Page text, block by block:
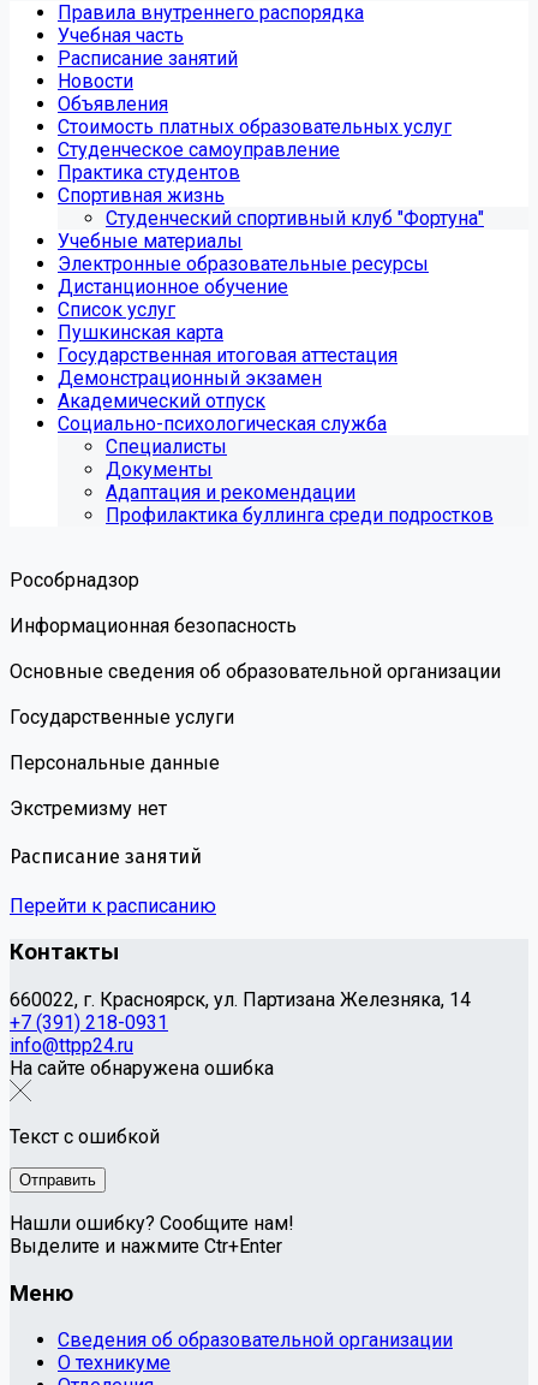
Правила внутреннего распорядка
Учебная часть
Расписание занятий
Новости
Объявления
Стоимость платных образовательных услуг
Студенческое самоуправление
Практика студентов
Спортивная жизнь
Студенческий спортивный клуб "Фортуна"
Учебные материалы
Электронные образовательные ресурсы
Дистанционное обучение
Список услуг
Пушкинская карта
Государственная итоговая аттестация
Демонстрационный экзамен
Академический отпуск
Социально-психологическая служба
Специалисты
Документы
Адаптация и рекомендации
Профилактика буллинга среди подростков
Роcобрнадзор
Информационная безопасность
Основные сведения об образовательной организации
Государственные услуги
Персональные данные
Экстремизму нет
Расписание занятий
Перейти к расписанию
Контакты
660022, г. Красноярск, ул. Партизана Железняка, 14
+7 (391) 218-0931
info@ttpp24.ru
На сайте обнаружена ошибка
Текст с ошибкой
Нашли ошибку? Сообщите нам!
Выделите и нажмите Ctr+Enter
Меню
Сведения об образовательной организации
О техникуме